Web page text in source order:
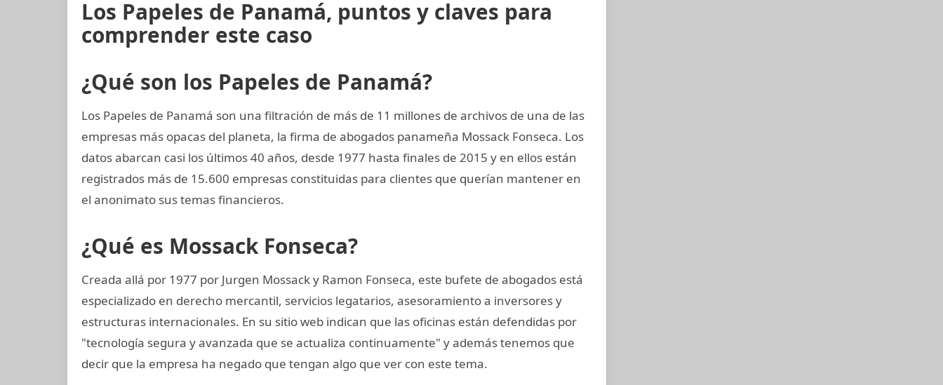
Los Papeles de Panamá, puntos y claves para
comprender este caso
¿Qué son los Papeles de Panamá?
Los Papeles de Panamá son una filtración de más de 11 millones de archivos de una de las
empresas más opacas del planeta, la firma de abogados panameña Mossack Fonseca. Los
datos abarcan casi los últimos 40 años, desde 1977 hasta finales de 2015 y en ellos están
registrados más de 15.600 empresas constituidas para clientes que querían mantener en
el anonimato sus temas financieros.
¿Qué es Mossack Fonseca?
Creada allá por 1977 por Jurgen Mossack y Ramon Fonseca, este bufete de abogados está
especializado en derecho mercantil, servicios legatarios, asesoramiento a inversores y
estructuras internacionales. En su sitio web indican que las oficinas están defendidas por
"tecnología segura y avanzada que se actualiza continuamente" y además tenemos que
decir que la empresa ha negado que tengan algo que ver con este tema.